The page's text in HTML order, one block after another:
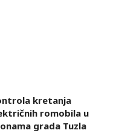
kretanja
romobila u
grada Tuzla